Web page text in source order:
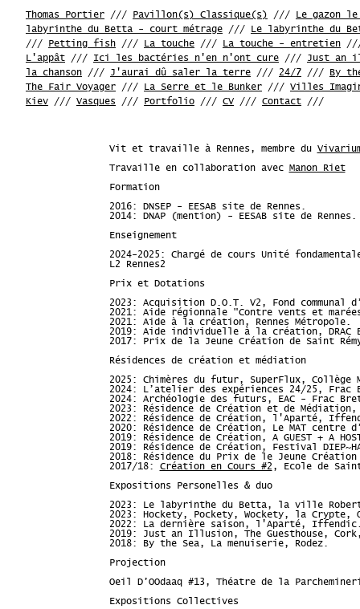
Thomas Portier /// Pavillon(s) Classique(s) ///
Le gazon
labyrinthe du Betta - court métrage ///
Le labyrinthe du
///
Petting fish /// La touche /// La touche - entretien
L'appât /// Ici les bactéries n'en n'ont cure /// Just an
la chanson /// J'aurai dû saler la terre /// 24/7 ///
By
The Fair Voyager /// La Serre et le Bunker /// Villes
Kiev /// Vasques /// Portfolio /// CV /// Contact ///
Vit et travaille à Rennes, membre du
Travaille en collaboration avec
Manon Riet
Formation
2016: DNSEP - EESAB site de Rennes.
2014: DNAP (mention) - EESAB site de Rennes.
Enseignement
2024-2025: Chargé de cours Unité
L2 Rennes2
Prix et Dotations
2023: Acquisition D.O.T. V2, Fond communal
2021: Aide régionnale "Contre vents et
2021: Aide à la création, Rennes Métropole.
2019: Aide individuelle à la création, DRAC
2017: Prix de la Jeune Création de Saint
Résidences de création et médiation
2025: Chimères du futur, SuperFlux, Collège
2024: L’atelier des expériences 24/25, Frac
2024: Archéologie des futurs, EAC - Frac
2023: Résidence de Création et de
2022: Résidence de Création, l'Aparté,
2020: Résidence de Création, Le MAT
2019: Résidence de Création, A GUEST + A
2019: Résidence de Création, Festival
2018: Résidence du Prix de le Jeune
2017/18: Création en Cours #2 , Ecole de
Expositions Personelles & duo
2023: Le labyrinthe du Betta, la ville
2023: Hockety, Pockety, Wockety, la Crypte,
2022: La dernière saison, l'Aparté,
2019: Just an Illusion, The Guesthouse,
2018: By the Sea, La menuiserie, Rodez.
Projection
Oeil D’OOdaaq #13, Théatre de la
Expositions Collectives